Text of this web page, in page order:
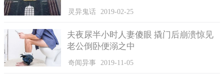
据了解，这位女士所说的饲养引进动物其实一定要由饲养者
行，批文下达的最主要条件就是能够保证不会危及社会公共安
全，规定了这些动物的活动范围并不是毫无限制的。
灵异鬼话 2019-02-25
夫夜尿半小时人妻傻眼 撬门后崩溃惊见
老公倒卧便溺之中
奇闻异事 2019-11-05